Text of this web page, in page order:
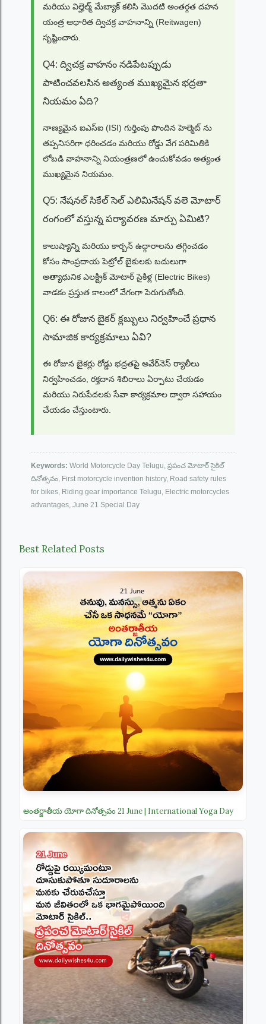
మరియు విల్హెల్మ్ మేబ్యాక్ కలిసి మొదటి అంతర్గత దహన
యంత్ర ఆధారిత ద్విచక్ర వాహనాన్ని (Reitwagen)
సృష్టించారు.
Q4: ద్విచక్ర వాహనం నడిపేటప్పుడు
పాటించవలసిన అత్యంత ముఖ్యమైన భద్రతా
నియమం ఏది?
నాణ్యమైన ఐఎస్ఐ (ISI) గుర్తింపు పొందిన హెల్మెట్ ను
తప్పనిసరిగా ధరించడం మరియు రోడ్డు వేగ పరిమితికి
లోబడి వాహనాన్ని నియంత్రణలో ఉంచుకోవడం అత్యంత
ముఖ్యమైన నియమం.
Q5: నేషనల్ సికేల్ సెల్ ఎలిమినేషన్ వలె మోటార్
రంగంలో వస్తున్న పర్యావరణ మార్పు ఏమిటి?
కాలుష్యాన్ని మరియు కార్బన్ ఉద్గారాలను తగ్గించడం
కోసం సాంప్రదాయ పెట్రోల్ బైకులకు బదులుగా
అత్యాధునిక ఎలక్ట్రిక్ మోటార్ సైకిళ్ల (Electric Bikes)
వాడకం ప్రస్తుత కాలంలో వేగంగా పెరుగుతోంది.
Q6: ఈ రోజున బైకర్ క్లబ్బులు నిర్వహించే ప్రధాన
సామాజిక కార్యక్రమాలు ఏవి?
ఈ రోజున బైకర్లు రోడ్డు భద్రతపై అవేర్‌నెస్ ర్యాలీలు
నిర్వహించడం, రక్తదాన శిబిరాలు ఏర్పాటు చేయడం
మరియు నిరుపేదలకు సేవా కార్యక్రమాల ద్వారా సహాయం
చేయడం చేస్తుంటారు.
Keywords: World Motorcycle Day Telugu, ప్రపంచ మోటార్ సైకిల్
దినోత్సవం, First motorcycle invention history, Road safety rules
for bikes, Riding gear importance Telugu, Electric motorcycles
advantages, June 21 Special Day
Best Related Posts
అంతర్జాతీయ యోగా దినోత్సవం 21 June | International Yoga Day